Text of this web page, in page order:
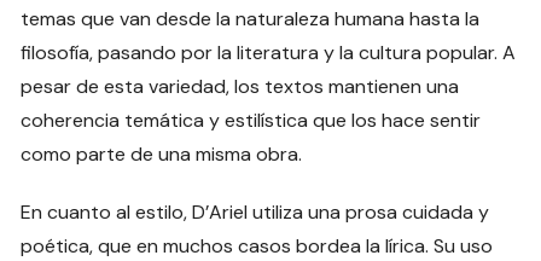
temas que van desde la naturaleza humana hasta la
filosofía, pasando por la literatura y la cultura popular. A
pesar de esta variedad, los textos mantienen una
coherencia temática y estilística que los hace sentir
como parte de una misma obra.
En cuanto al estilo, D’Ariel utiliza una prosa cuidada y
poética, que en muchos casos bordea la lírica. Su uso